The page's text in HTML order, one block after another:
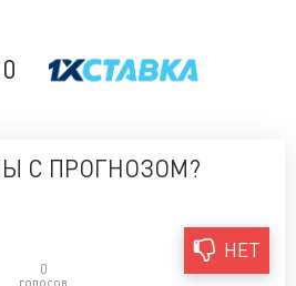
С ПРОГНОЗОМ?
0
НЕТ